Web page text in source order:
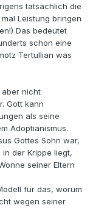
tatsächlich die
Leistung bringen
Das bedeutet
schon eine
Tertullian was
aber nicht
Gott kann
als seine
Adoptianismus.
Gottes Sohn war,
der Krippe liegt,
seiner Eltern
für das, worum
wegen seiner